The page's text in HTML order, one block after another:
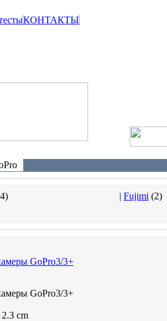
КОНТАКТЫ
4) | Fujimi (2)
GoPro3/3+
GoPro3/3+
cm